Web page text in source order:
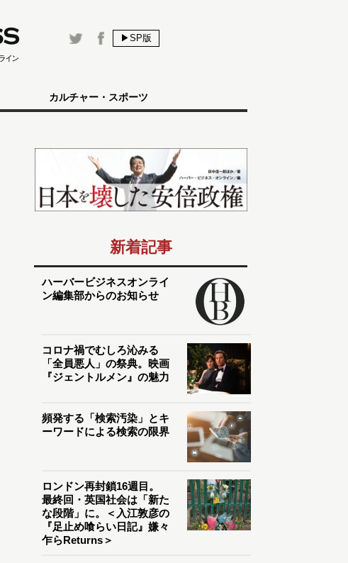
▶SP版
カルチャー・スポーツ
新着記事
ハーバービジネスオンライ
ン編集部からのお知らせ
コロナ禍でむしろ沁みる
「全員悪人」の祭典。映画
『ジェントルメン』の魅力
頻発する「検索汚染」とキ
ーワードによる検索の限界
ロンドン再封鎖16週目。
最終回・英国社会は「新た
な段階」に。＜入江敦彦の
『足止め喰らい日記』嫌々
乍らReturns＞